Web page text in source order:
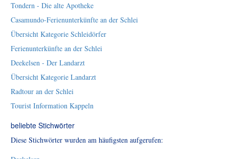
Tondern - Die alte Apotheke
Casamundo-Ferienunterkünfte an der Schlei
Übersicht Kategorie Schleidörfer
Ferienunterkünfte an der Schlei
Deekelsen - Der Landarzt
Übersicht Kategorie Landarzt
Radtour an der Schlei
Tourist Information Kappeln
beliebte Stichwörter
Diese Stichwörter wurden am häufigsten aufgerufen: